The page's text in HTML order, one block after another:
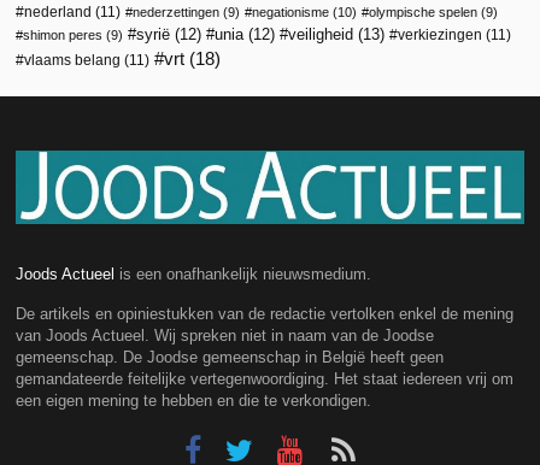
nederland (11) nederzettingen (9) negationisme (10) olympische spelen (9)
shimon peres (9) syrië (12) unia(12) veiligheid (13) verkiezingen (11)
vlaams belang (11) vrt (18)
Joods Actueel is een onafhankelijk nieuwsmedium.
De artikels en opiniestukken van de redactie vertolken enkel de mening
van Joods Actueel. Wij spreken niet in naam van de Joodse
gemeenschap. De Joodse gemeenschap in België heeft geen
gemandateerde feitelijke vertegenwoordiging. Het staat iedereen vrij om
een eigen mening te hebben en die te verkondigen.